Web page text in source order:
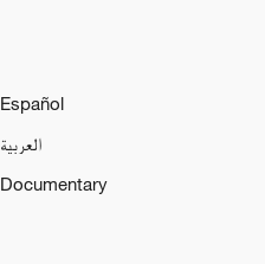
Español
العربية
Documentary